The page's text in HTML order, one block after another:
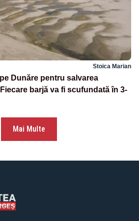
Stoica Marian
Dunăre pentru salvarea
barjă va fi scufundată în 3-
Mai Multe